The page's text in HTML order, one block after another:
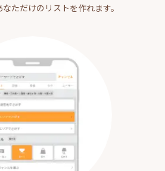
ただけのリストを作れます。